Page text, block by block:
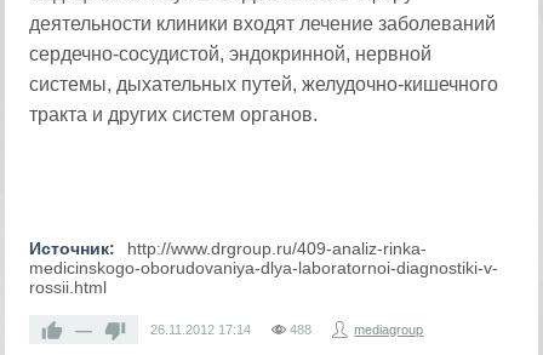
деятельности клиники входят лечение заболеваний
сердечно-сосудистой, эндокринной, нервной
системы, дыхательных путей, желудочно-кишечного
тракта и других систем органов.
Источник:
http://www.drgroup.ru/409-analiz-rinka-
medicinskogo-oborudovaniya-dlya-laboratornoi-diagnostiki-v-
rossii.html
— 26.11.2012 17:14 488 mediagroup